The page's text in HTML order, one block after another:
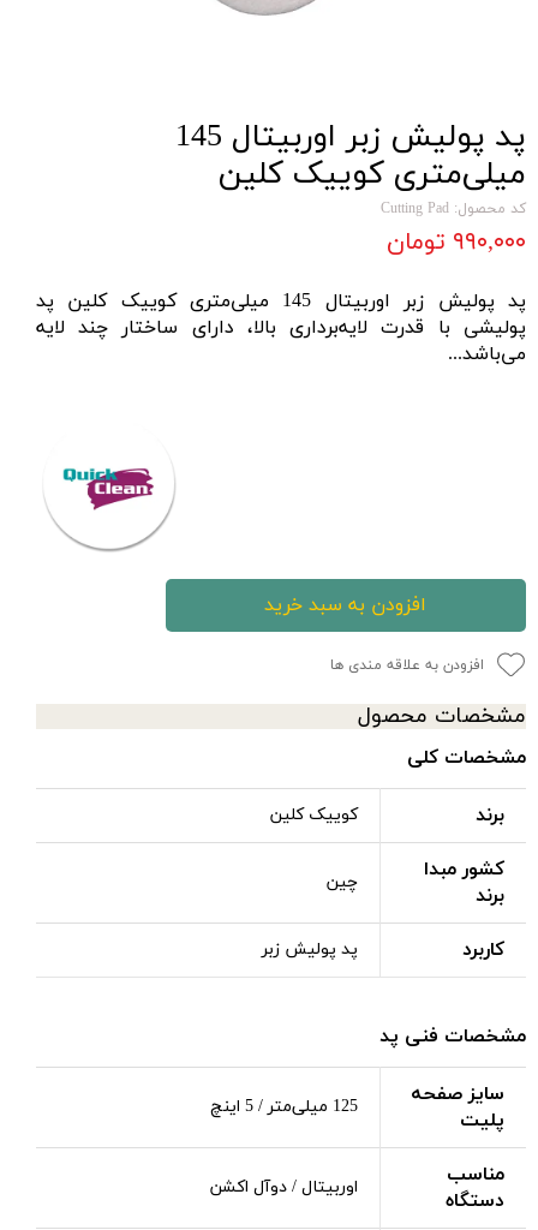
پد پولیش زبر اوربیتال 145
میلی‌متری کوییک کلین
کد محصول: Cutting Pad
۹۹۰,۰۰۰ تومان
پد پولیش زبر اوربیتال 145 میلی‌متری کوییک کلین پد
پولیشی با قدرت لایه‌برداری بالا، دارای ساختار چند لایه
می‌باشد...
افزودن به سبد خرید
افزودن به علاقه مندی ها
مشخصات محصول
مشخصات کلی
برند کوییک کلین
کشور مبدا
برند
چین
کاربرد پد پولیش زبر
مشخصات فنی پد
سایز صفحه
پلیت
125 میلی‌متر / 5 اینچ
مناسب
دستگاه
اوربیتال / دوآل اکشن